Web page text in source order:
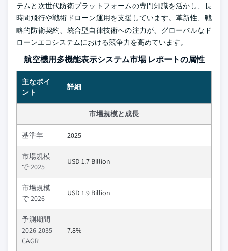
テムと次世代防衛プラットフォームの専門知識を活かし、長
時間飛行や戦術ドローン運用を支援しています。革新性、戦
略的防衛契約、統合型自律技術への注力が、グローバルなド
ローンエコシステムにおける競争力を高めています。
航空機用多機能表示システム市場 レポートの属性
主なポイ
ント
詳細
市場規模と成長
基準年 2025
市場規模
で 2025
USD 1.7 Billion
市場規模
で 2026
USD 1.9 Billion
予測期間
2026-2035
CAGR
7.8%